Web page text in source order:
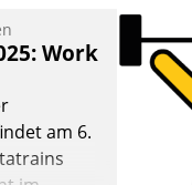
Work
am 6.